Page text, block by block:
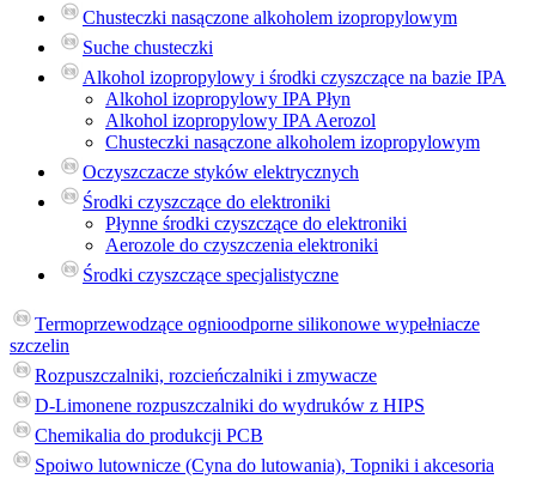
Chusteczki nasączone alkoholem izopropylowym
Suche chusteczki
Alkohol izopropylowy i środki czyszczące na bazie IPA
Alkohol izopropylowy IPA Płyn
Alkohol izopropylowy IPA Aerozol
Chusteczki nasączone alkoholem izopropylowym
Oczyszczacze styków elektrycznych
Środki czyszczące do elektroniki
Płynne środki czyszczące do elektroniki
Aerozole do czyszczenia elektroniki
Środki czyszczące specjalistyczne
Termoprzewodzące ognioodporne silikonowe wypełniacze
szczelin
Rozpuszczalniki, rozcieńczalniki i zmywacze
D-Limonene rozpuszczalniki do wydruków z HIPS
Chemikalia do produkcji PCB
Spoiwo lutownicze (Cyna do lutowania), Topniki i akcesoria